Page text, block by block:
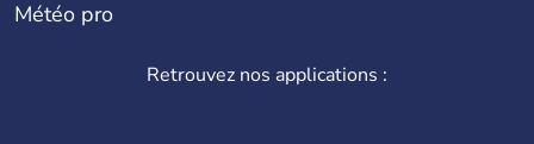
Météo pro
Retrouvez nos applications :